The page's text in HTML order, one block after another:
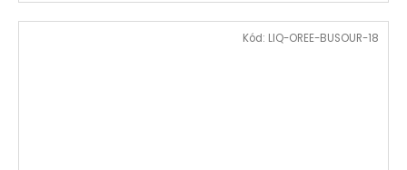
Kód: LIQ-OREE-BUSOUR-18